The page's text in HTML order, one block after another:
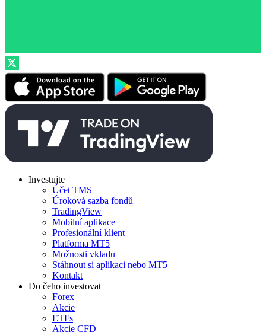
Investujte
Účet TMS
Úroková sazba fondů
TradingView
Mobilní aplikace
Profesionální klient
Platforma MT5
Možnosti vkladu
Stáhnout si aplikaci nebo MT5
Kontakt
Do čeho investovat
Forex
Akcie
ETFs
Akcie CFD